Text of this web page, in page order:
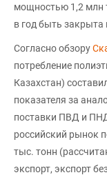
мощностью 1,2 млн
в год быть закрыта
Согласно обзору
потребление
Казахстан)
показателя за
поставки ПВД и
российский рынок
тыс. тонн
экспорт, экспорт